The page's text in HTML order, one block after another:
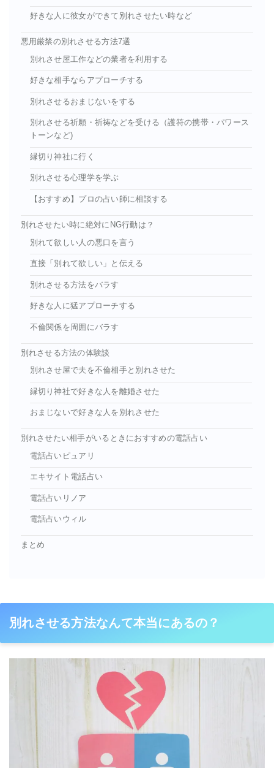
好きな人に彼女ができて別れさせたい時など
悪用厳禁の別れさせる方法7選
別れさせ屋工作などの業者を利用する
好きな相手ならアプローチする
別れさせるおまじないをする
別れさせる祈願・祈祷などを受ける（護符の携帯・パワース
トーンなど)
縁切り神社に行く
別れさせる心理学を学ぶ
【おすすめ】プロの占い師に相談する
別れさせたい時に絶対にNG行動は？
別れて欲しい人の悪口を言う
直接「別れて欲しい」と伝える
別れさせる方法をバラす
好きな人に猛アプローチする
不倫関係を周囲にバラす
別れさせる方法の体験談
別れさせ屋で夫を不倫相手と別れさせた
縁切り神社で好きな人を離婚させた
おまじないで好きな人を別れさせた
別れさせたい相手がいるときにおすすめの電話占い
電話占いピュアリ
エキサイト電話占い
電話占いリノア
電話占いウィル
まとめ
別れさせる方法なんて本当にあるの？